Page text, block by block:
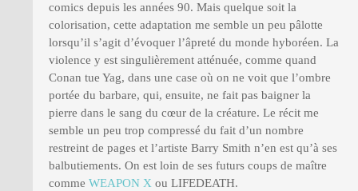
comics depuis les années 90. Mais quelque soit la
colorisation, cette adaptation me semble un peu pâlotte
lorsqu’il s’agit d’évoquer l’âpreté du monde hyboréen. La
violence y est singulièrement atténuée, comme quand
Conan tue Yag, dans une case où on ne voit que l’ombre
portée du barbare, qui, ensuite, ne fait pas baigner la
pierre dans le sang du cœur de la créature. Le récit me
semble un peu trop compressé du fait d’un nombre
restreint de pages et l’artiste Barry Smith n’en est qu’à ses
balbutiements. On est loin de ses futurs coups de maître
comme WEAPON X ou LIFEDEATH.